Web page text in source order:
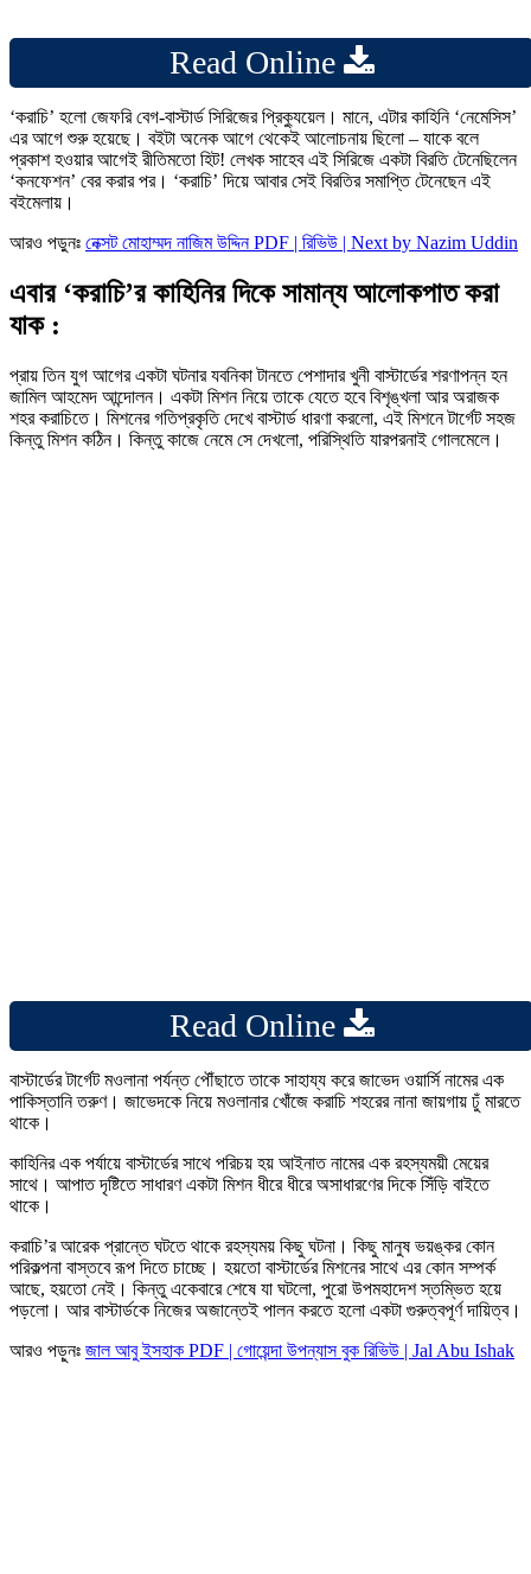
Read Online
‘করাচি’ হলো জেফরি বেগ-বাস্টার্ড সিরিজের প্রিক্যুয়েল। মানে, এটার কাহিনি ‘নেমেসিস’
এর আগে শুরু হয়েছে। বইটা অনেক আগে থেকেই আলোচনায় ছিলো – যাকে বলে
প্রকাশ হওয়ার আগেই রীতিমতো হিট! লেখক সাহেব এই সিরিজে একটা বিরতি টেনেছিলেন
‘কনফেশন’ বের করার পর। ‘করাচি’ দিয়ে আবার সেই বিরতির সমাপ্তি টেনেছেন এই
বইমেলায়।
আরও পড়ুনঃ নেক্সট মোহাম্মদ নাজিম উদ্দিন PDF | রিভিউ | Next by Nazim Uddin
এবার ‘করাচি’র কাহিনির দিকে সামান্য আলোকপাত করা
যাক :
প্রায় তিন যুগ আগের একটা ঘটনার যবনিকা টানতে পেশাদার খুনী বাস্টার্ডের শরণাপন্ন হন
জামিল আহমেদ আন্দোলন। একটা মিশন নিয়ে তাকে যেতে হবে বিশৃঙ্খলা আর অরাজক
শহর করাচিতে। মিশনের গতিপ্রকৃতি দেখে বাস্টার্ড ধারণা করলো, এই মিশনে টার্গেট সহজ
কিন্তু মিশন কঠিন। কিন্তু কাজে নেমে সে দেখলো, পরিস্থিতি যারপরনাই গোলমেলে।
Read Online
বাস্টার্ডের টার্গেট মওলানা পর্যন্ত পৌঁছাতে তাকে সাহায্য করে জাভেদ ওয়ার্সি নামের এক
পাকিস্তানি তরুণ। জাভেদকে নিয়ে মওলানার খোঁজে করাচি শহরের নানা জায়গায় ঢুঁ মারতে
থাকে।
কাহিনির এক পর্যায়ে বাস্টার্ডের সাথে পরিচয় হয় আইনাত নামের এক রহস্যময়ী মেয়ের
সাথে। আপাত দৃষ্টিতে সাধারণ একটা মিশন ধীরে ধীরে অসাধারণের দিকে সিঁড়ি বাইতে
থাকে।
করাচি’র আরেক প্রান্তে ঘটতে থাকে রহস্যময় কিছু ঘটনা। কিছু মানুষ ভয়ঙ্কর কোন
পরিকল্পনা বাস্তবে রূপ দিতে চাচ্ছে। হয়তো বাস্টার্ডের মিশনের সাথে এর কোন সম্পর্ক
আছে, হয়তো নেই। কিন্তু একেবারে শেষে যা ঘটলো, পুরো উপমহাদেশ স্তম্ভিত হয়ে
পড়লো। আর বাস্টার্ডকে নিজের অজান্তেই পালন করতে হলো একটা গুরুত্বপূর্ণ দায়িত্ব।
আরও পড়ুনঃ জাল আবু ইসহাক PDF | গোয়েন্দা উপন্যাস বুক রিভিউ | Jal Abu Ishak